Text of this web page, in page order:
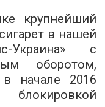
крупнейший
в нашей
Украина» с
оборотом,
в начале 2016